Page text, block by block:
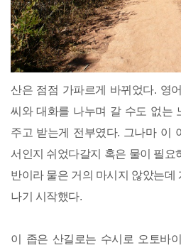
산은 점점 가파르게 바뀌었다. 영
씨와 대화를 나누며 갈 수도 없는
주고 받는게 전부였다. 그나마 이
서인지 쉬었다갈지 혹은 물이 필요
반이라 물은 거의 마시지 않았는데
나기 시작했다.
이 좁은 산길로는 수시로 오토바